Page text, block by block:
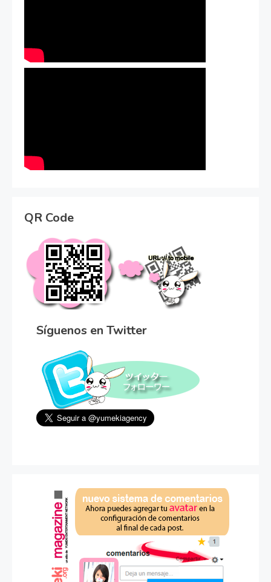
QR Code
Síguenos en Twitter